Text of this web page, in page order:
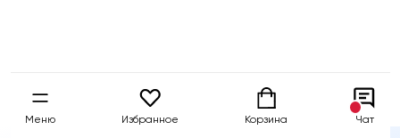
тест-драйв
Гарантия 5
Меню Избранное Корзина Чат